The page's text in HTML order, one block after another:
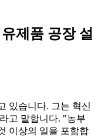
제품 공장 설
있습니다. 그는 혁신
고 말합니다. "농부
이상의 일을 포함합